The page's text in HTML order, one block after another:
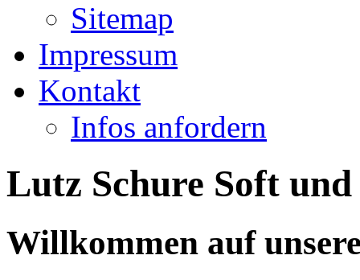
Sitemap
Impressum
Kontakt
Infos anfordern
Lutz Schure Soft
Willkommen auf